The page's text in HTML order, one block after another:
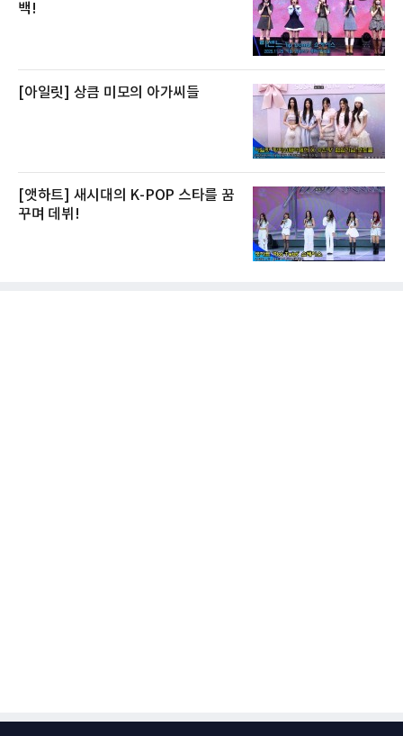
백!
[아일릿] 상큼 미모의 아가씨들
[앳하트] 새시대의 K-POP 스타를 꿈
꾸며 데뷔!